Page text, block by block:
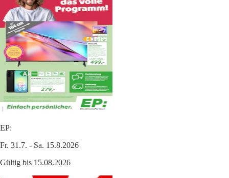
EP:
Fr. 31.7. - Sa. 15.8.2026
Gültig bis 15.08.2026